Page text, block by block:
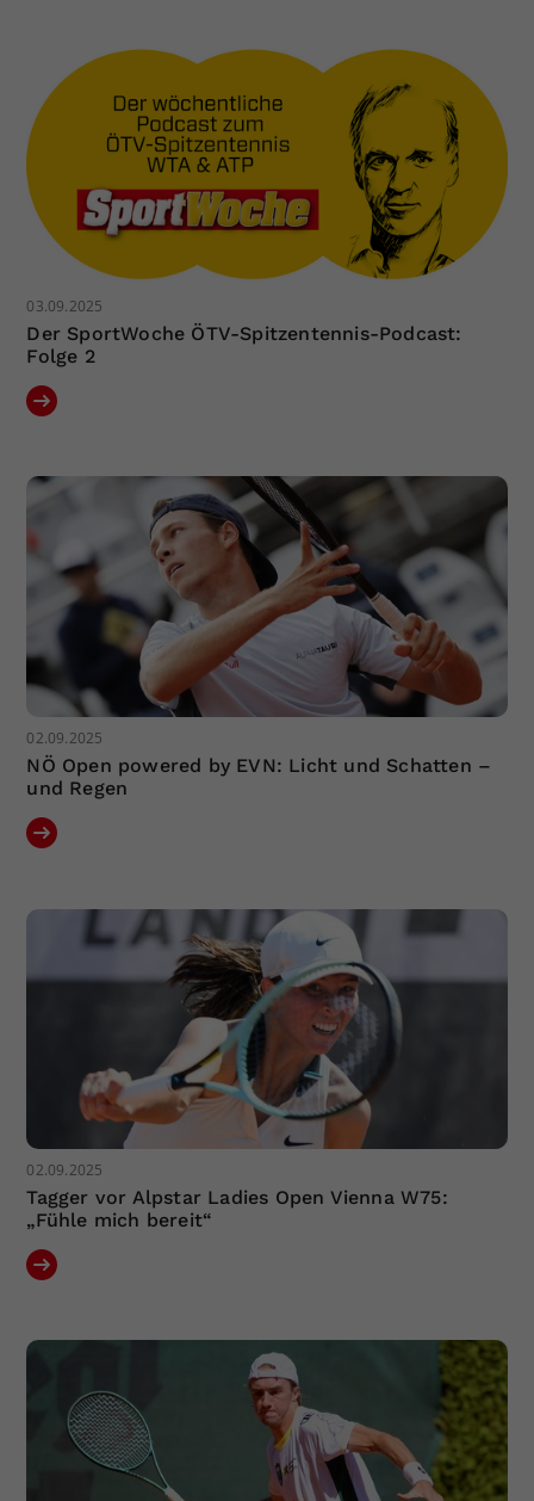
03.09.2025
Der SportWoche ÖTV-Spitzentennis-Podcast:
Folge 2
02.09.2025
NÖ Open powered by EVN: Licht und Schatten –
und Regen
02.09.2025
Tagger vor Alpstar Ladies Open Vienna W75:
„Fühle mich bereit“
Einstellungen. Unter anderem eine
zufällig generierte ID, für die
historische Speicherung Ihrer
vorgenommen Einstellungen, falls der
Webseiten-Betreiber dies eingestellt
hat.